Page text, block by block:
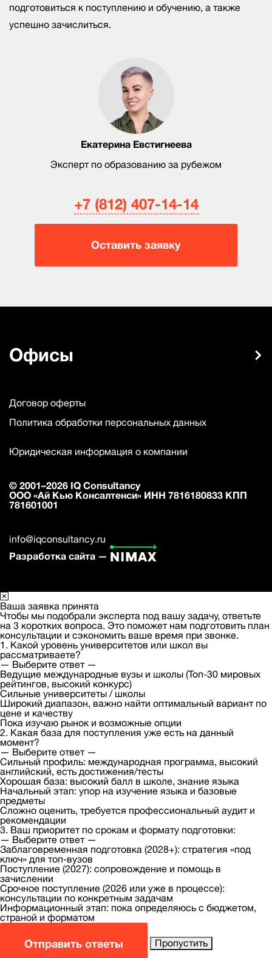
Екатерина Евстигнеева
Эксперт по образованию за рубежом
подготовиться к поступлению и обучению, а также
успешно зачислиться.
+7 (812) 407-14-14
Оставить заявку
Офисы
Договор оферты
Политика обработки персональных данных
Юридическая информация о компании
© 2001–2026 IQ Consultancy
ООО «Ай Кью Консалтенси» ИНН 7816180833 КПП
781601001
info@iqconsultancy.ru
Разработка сайта —
Ваша заявка принята
Чтобы мы подобрали эксперта под вашу задачу, ответьте
на 3 коротких вопроса. Это поможет нам подготовить план
консультации и сэкономить ваше время при звонке.
1. Какой уровень университетов или школ вы
рассматриваете?
— Выберите ответ —
Ведущие международные вузы и школы (Топ-30 мировых
рейтингов, высокий конкурс)
Сильные университеты / школы
Широкий диапазон, важно найти оптимальный вариант по
цене и качеству
Пока изучаю рынок и возможные опции
2. Какая база для поступления уже есть на данный
момент?
— Выберите ответ —
Сильный профиль: международная программа, высокий
английский, есть достижения/тесты
Хорошая база: высокий балл в школе, знание языка
Начальный этап: упор на изучение языка и базовые
предметы
Сложно оценить, требуется профессиональный аудит и
рекомендации
3. Ваш приоритет по срокам и формату подготовки:
— Выберите ответ —
Заблаговременная подготовка (2028+): стратегия «под
ключ» для топ-вузов
Поступление (2027): сопровождение и помощь в
зачислении
Срочное поступление (2026 или уже в процессе):
консультации по конкретным задачам
Информационный этап: пока определяюсь с бюджетом,
страной и форматом
Отправить ответы Пропустить